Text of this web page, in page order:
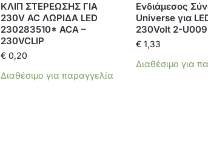
ΚΛΙΠ ΣΤΕΡΕΩΣΗΣ ΓΙΑ
230V AC ΛΩΡΙΔΑ LED
230283510* ACA –
230VCLIP
€0,20
Διαθέσιμο για παραγγελία
Ενδιάμεσος
Universe για
230Volt 2-
€1,33
Διαθέσιμο για